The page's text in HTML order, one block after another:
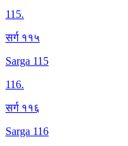
115.
सर्ग ११५
Sarga 115
116.
सर्ग ११६
Sarga 116